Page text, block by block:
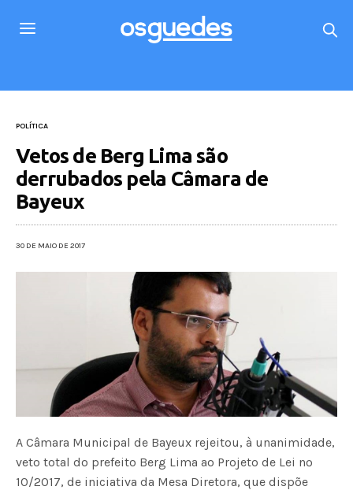
POLÍTICA
Vetos de Berg Lima são
derrubados pela Câmara de
Bayeux
30 DE MAIO DE 2017
A Câmara Municipal de Bayeux rejeitou, à unanimidade,
veto total do prefeito Berg Lima ao Projeto de Lei nº
10/2017, de iniciativa da Mesa Diretora, que dispõe